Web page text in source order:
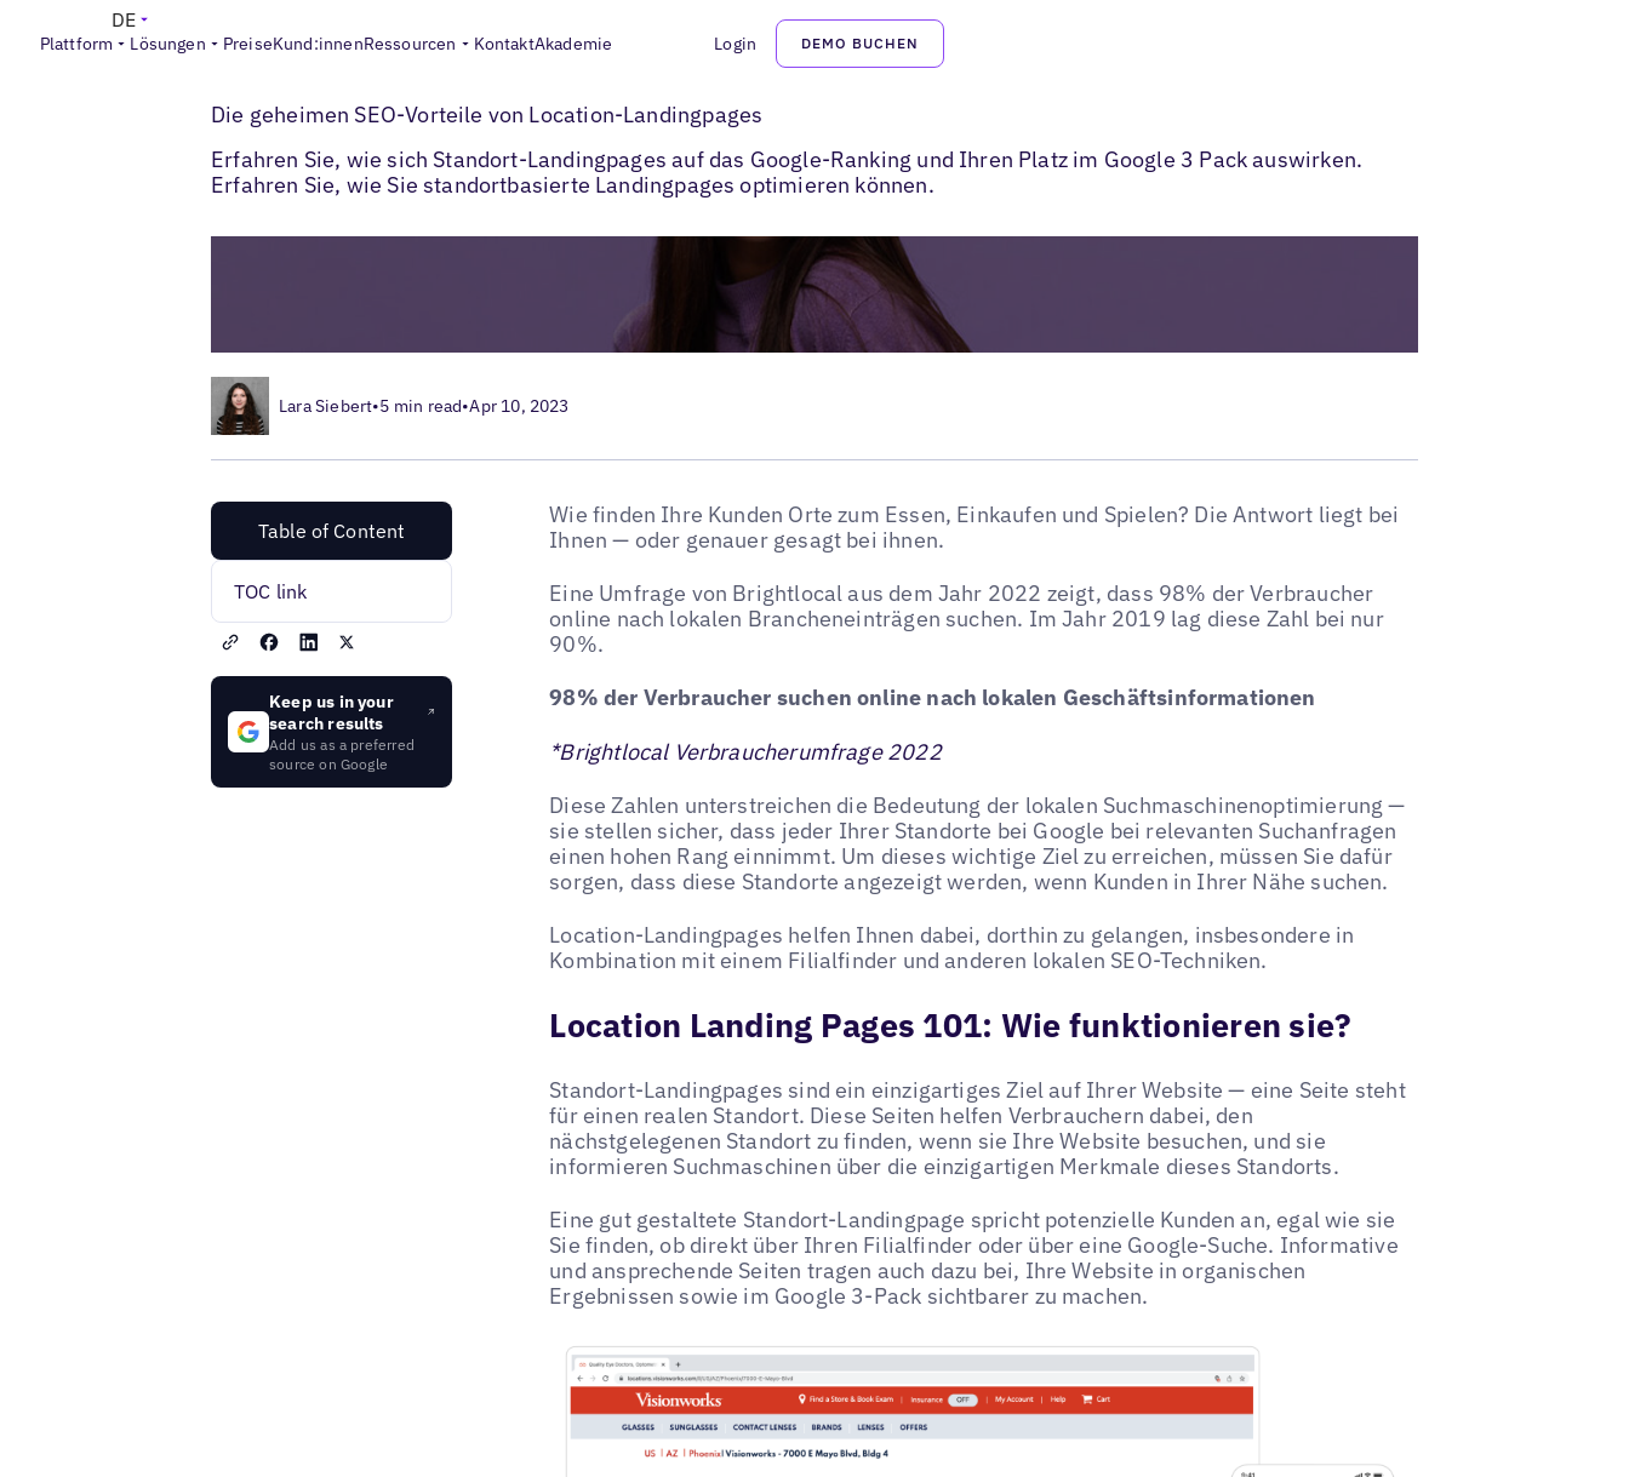
Plattform Lösungen PreiseKund:innenRessourcen KontaktAkademie Login DEMO BUCHEN
DE
Blogs> Lokales SEO> Wie Standort-Landingpages die lokale Suchmaschinenoptimierung verbessern
Die geheimen SEO-Vorteile von Location-Landingpages
Erfahren Sie, wie sich Standort-Landingpages auf das Google-Ranking und Ihren Platz im Google 3 Pack auswirken.
Erfahren Sie, wie Sie standortbasierte Landingpages optimieren können.
Lara Siebert•5 min read•Apr 10, 2023
Table of Content
TOC link
Keep us in your
search results
Add us as a preferred
source on Google
Wie finden Ihre Kunden Orte zum Essen, Einkaufen und Spielen? Die Antwort liegt bei
Ihnen — oder genauer gesagt bei ihnen.
Eine Umfrage von Brightlocal aus dem Jahr 2022 zeigt, dass 98% der Verbraucher
online nach lokalen Brancheneinträgen suchen. Im Jahr 2019 lag diese Zahl bei nur
90%.
98% der Verbraucher suchen online nach lokalen Geschäftsinformationen
*Brightlocal Verbraucherumfrage 2022
Diese Zahlen unterstreichen die Bedeutung der lokalen Suchmaschinenoptimierung —
sie stellen sicher, dass jeder Ihrer Standorte bei Google bei relevanten Suchanfragen
einen hohen Rang einnimmt. Um dieses wichtige Ziel zu erreichen, müssen Sie dafür
sorgen, dass diese Standorte angezeigt werden, wenn Kunden in Ihrer Nähe suchen.
Location-Landingpages helfen Ihnen dabei, dorthin zu gelangen, insbesondere in
Kombination mit einem Filialfinder und anderen lokalen SEO-Techniken.
Location Landing Pages 101: Wie funktionieren sie?
Standort-Landingpages sind ein einzigartiges Ziel auf Ihrer Website — eine Seite steht
für einen realen Standort. Diese Seiten helfen Verbrauchern dabei, den
nächstgelegenen Standort zu finden, wenn sie Ihre Website besuchen, und sie
informieren Suchmaschinen über die einzigartigen Merkmale dieses Standorts.
Eine gut gestaltete Standort-Landingpage spricht potenzielle Kunden an, egal wie sie
Sie finden, ob direkt über Ihren Filialfinder oder über eine Google-Suche. Informative
und ansprechende Seiten tragen auch dazu bei, Ihre Website in organischen
Ergebnissen sowie im Google 3-Pack sichtbarer zu machen.